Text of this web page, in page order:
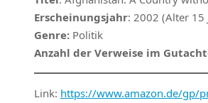
Erscheinungsjahr: 2002 (Alter 15
Genre: Politik
Anzahl der Verweise im
Link: https://www.amazon.de/gp/